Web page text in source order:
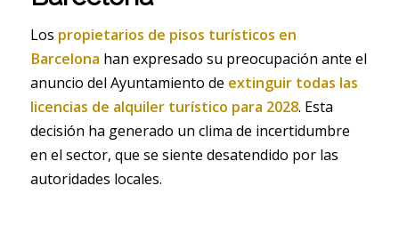
Los propietarios de pisos turísticos en
Barcelona han expresado su preocupación ante el
anuncio del Ayuntamiento de extinguir todas las
licencias de alquiler turístico para 2028. Esta
decisión ha generado un clima de incertidumbre
en el sector, que se siente desatendido por las
autoridades locales.